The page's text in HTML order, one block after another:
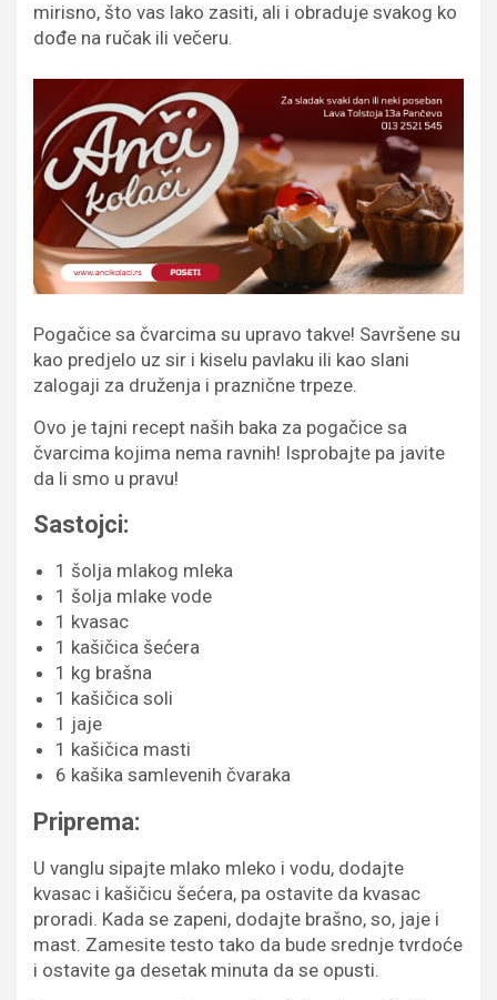
mirisno, što vas lako zasiti, ali i obraduje svakog ko
dođe na ručak ili večeru.
Pogačice sa čvarcima su upravo takve! Savršene su
kao predjelo uz sir i kiselu pavlaku ili kao slani
zalogaji za druženja i praznične trpeze.
Ovo je tajni recept naših baka za pogačice sa
čvarcima kojima nema ravnih! Isprobajte pa javite
da li smo u pravu!
Sastojci:
1 šolja mlakog mleka
1 šolja mlake vode
1 kvasac
1 kašičica šećera
1 kg brašna
1 kašičica soli
1 jaje
1 kašičica masti
6 kašika samlevenih čvaraka
Priprema:
U vanglu sipajte mlako mleko i vodu, dodajte
kvasac i kašičicu šećera, pa ostavite da kvasac
proradi. Kada se zapeni, dodajte brašno, so, jaje i
mast. Zamesite testo tako da bude srednje tvrdoće
i ostavite ga desetak minuta da se opusti.